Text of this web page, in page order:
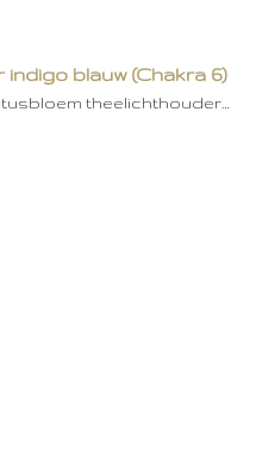
blauw (Chakra 6)
theelichthouder…